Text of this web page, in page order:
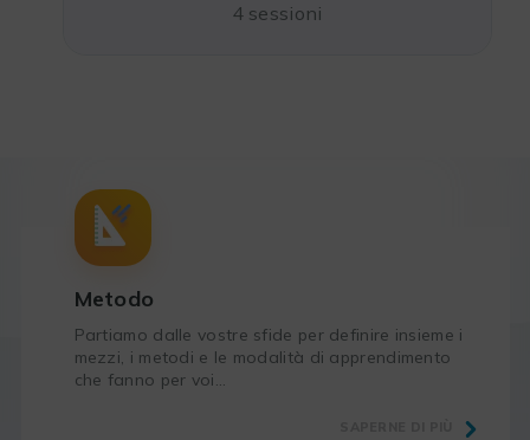
4 sessioni
Metodo
Partiamo dalle vostre sfide per definire insieme i
mezzi, i metodi e le modalità di apprendimento
che fanno per voi…